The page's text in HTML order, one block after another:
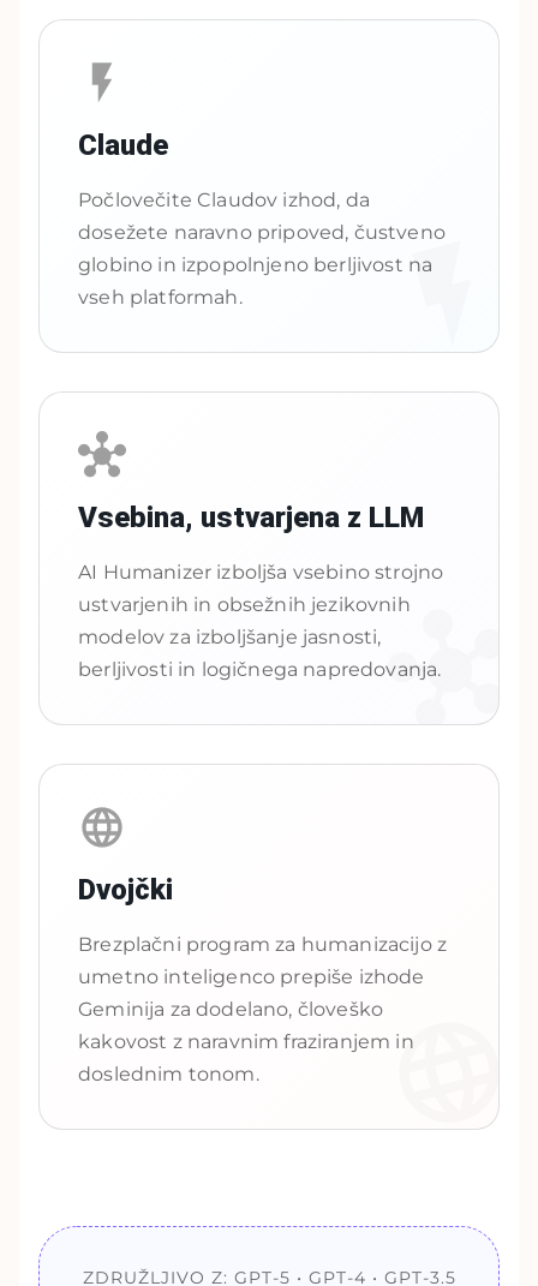
Claude
Počlovečite Claudov izhod, da
dosežete naravno pripoved, čustveno
globino in izpopolnjeno berljivost na
vseh platformah.
Vsebina, ustvarjena z LLM
AI Humanizer izboljša vsebino strojno
ustvarjenih in obsežnih jezikovnih
modelov za izboljšanje jasnosti,
berljivosti in logičnega napredovanja.
Dvojčki
Brezplačni program za humanizacijo z
umetno inteligenco prepiše izhode
Geminija za dodelano, človeško
kakovost z naravnim fraziranjem in
doslednim tonom.
ZDRUŽLJIVO Z: GPT-5 • GPT-4 • GPT-3.5